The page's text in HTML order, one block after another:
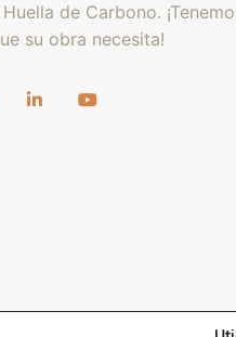
de Carbono.
su obra necesita!